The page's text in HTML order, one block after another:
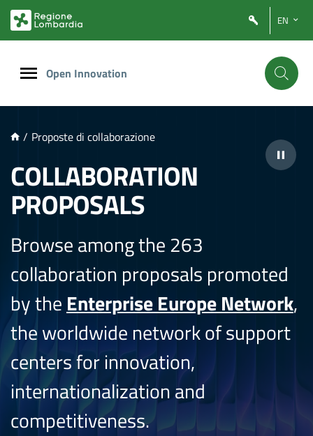
PRINCIPALE
EN
Open Innovation
/ Proposte di collaborazione
COLLABORATION
PROPOSALS
Browse among the 263
collaboration proposals promoted
by the Enterprise Europe Network,
the worldwide network of support
centers for innovation,
internationalization and
competitiveness.